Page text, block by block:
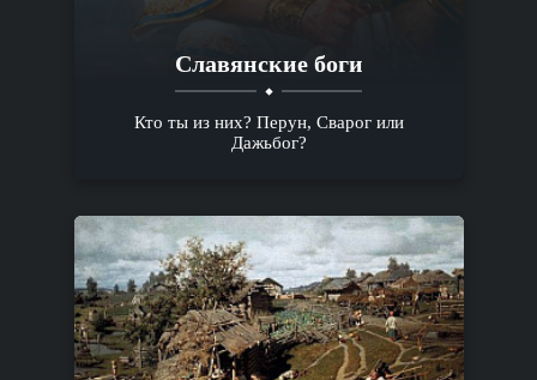
Славянские боги
Кто ты из них? Перун, Сварог или
Дажьбог?